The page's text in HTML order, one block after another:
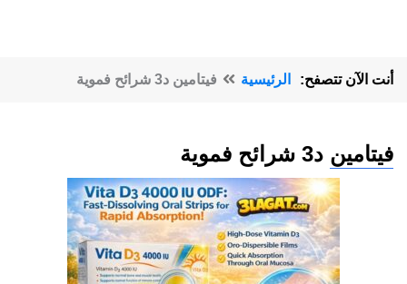
أنت الآن تتصفح: الرئيسية فيتامين د3 شرائح فموية
فيتامين د3 شرائح فموية